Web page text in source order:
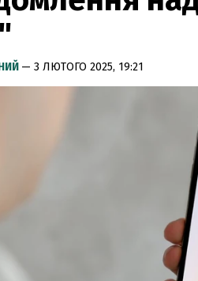
— 3 ЛЮТОГО 2025, 19:21